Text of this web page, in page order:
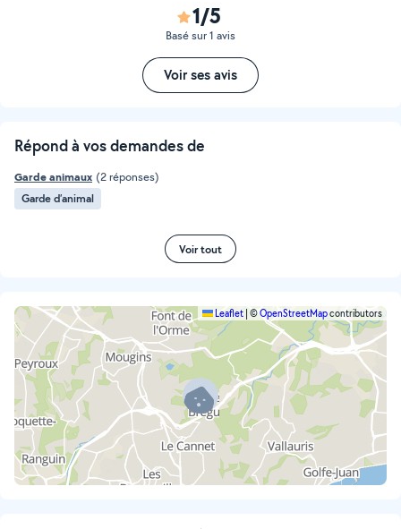
1/5
Basé sur 1 avis
Voir ses avis
Répond à vos demandes de
Garde animaux (2 réponses)
Garde d’animal
Voir tout
Leaflet ©OpenStreetMapcontributors